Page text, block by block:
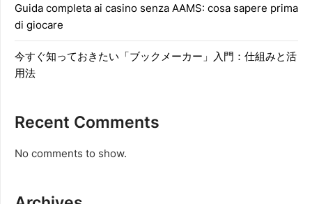
Guida completa ai casino senza AAMS: cosa sapere prima
di giocare
今すぐ知っておきたい「ブックメーカー」入門：仕組みと活
用法
Recent Comments
No comments to show.